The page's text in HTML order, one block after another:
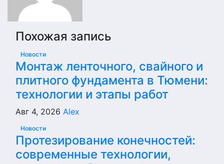
Похожая запись
Новости
Монтаж ленточного, свайного и
плитного фундамента в Тюмени:
технологии и этапы работ
Авг 4, 2026 Alex
Новости
Протезирование конечностей:
современные технологии,